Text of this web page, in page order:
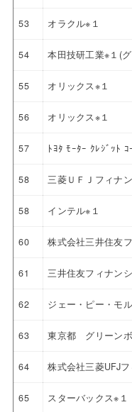
53 オラクル※１
54 本田技研工業※１(
55 オリックス※１
56 オリックス※１
57 ﾄﾖﾀ ﾓｰﾀｰ ｸﾚｼﾞｯﾄ ｺ
58 三菱ＵＦＪフィナ
58 インテル※１
60 株式会社三井住友
61 三井住友フィナン
62 ジェー・ピー・モ
63 東京都 グリーン
64 株式会社三菱UFJ
65 スターバックス※１